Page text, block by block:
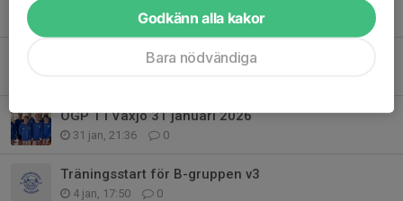
15 feb, 09:43 0
Ingen träning för B-gruppen på Sportlovet!
ÖGP 1 i Växjö 31 januari 2026
31 jan, 21:36 0
Träningsstart för B-gruppen v3
4 jan, 17:50 0
Godkänn alla kakor
Bara nödvändiga